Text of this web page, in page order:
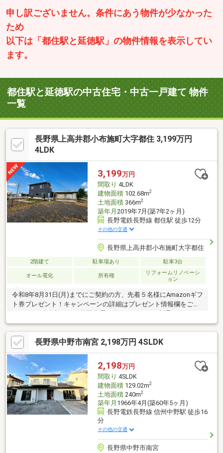
申し訳ございません。条件にあう物件が少なかった
ため
以下は「都住駅と延徳駅」の物件情報を表示してい
ます。
都住駅と延徳駅の中古住宅・中古一戸建て 物件
一覧
長野県上高井郡小布施町大字都住 3,199万円
4LDK
3,199万円
間取り 4LDK
建物面積102.68m2
土地面積366m2
築年月 2019年7月(築7年2ヶ月)
長野電鉄長野線 都住駅 徒歩12分
その他の交通
長野県上高井郡小布施町大字都住
2階建て 駐車場あり 駐車3台
オール電化 所有権
リフォームリノベーシ
ョン
令和8年8月31日(月)までにご契約の方、先着５名様にAmazonギフ
ト券プレゼント！キャンペーンの詳細はプレゼント情報欄をご覧
ください♪小布施らしい田園風景を楽しみながら、交通アクセスも
確保できたエリア。「栗と北斎と花のまち」として知られ、葛飾
北斎ゆかりの文化や栗菓子、歴史的な町並みなどが魅力。周辺か
らも、栗畑やりんご畑などの田園風景を楽しめます。魅力は、観
光地の中心部とは少し離れた落ち着いた住宅・田園環境。賑やか
な観光地の雰囲気を楽しみながら、暮らす場所としてはゆったり
した環境を求める方に向いている住宅です。
長野県中野市南宮 2,198万円 4SLDK
2,198万円
間取り 4SLDK
建物面積129.02m2
土地面積240m2
築年月 1966年4月(築60年5ヶ月)
長野電鉄長野線 信州中野駅 徒歩16
分
その他の交通
長野県中野市南宮